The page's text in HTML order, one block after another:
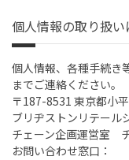
個人情報の取り扱
個人情報、各種手続き
までご連絡ください。
〒187-8531 東京都小
ブリヂストンリテール
チェーン企画運営室
お問い合わせ窓口：